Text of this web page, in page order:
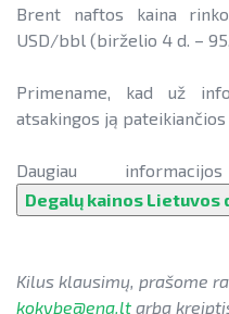
Brent naftos kaina
USD/bbl (birželio 4 d. –
Primename, kad už
atsakingos ją
Daugiau
Degalų kainos Lietuvos
Kilus klausimų, prašome
kokybe@ena.lt arba